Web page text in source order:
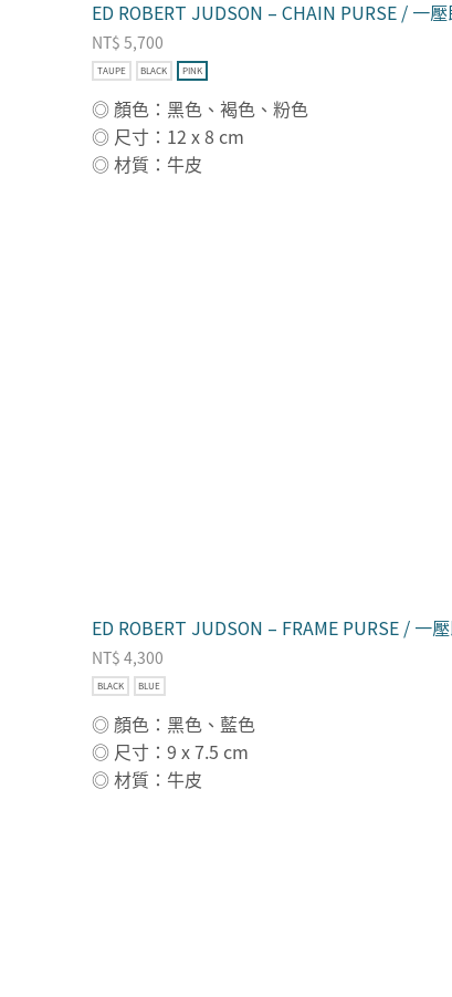
ED ROBERT JUDSON – CHAIN PURSE / 一
NT$ 5,700
TAUPE BLACK PINK
◎ 顏色：黑色、褐色、粉色
◎ 尺寸：12 x 8 cm
◎ 材質：牛皮
ED ROBERT JUDSON – FRAME PURSE / 一
NT$ 4,300
BLACK BLUE
◎ 顏色：黑色、藍色
◎ 尺寸：9 x 7.5 cm
◎ 材質：牛皮